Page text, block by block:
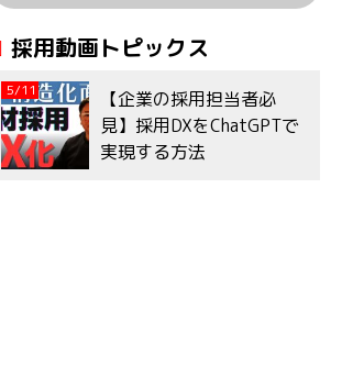
採用動画トピックス
5/11
【企業の採用担当者必
見】採用DXをChatGPTで
実現する方法